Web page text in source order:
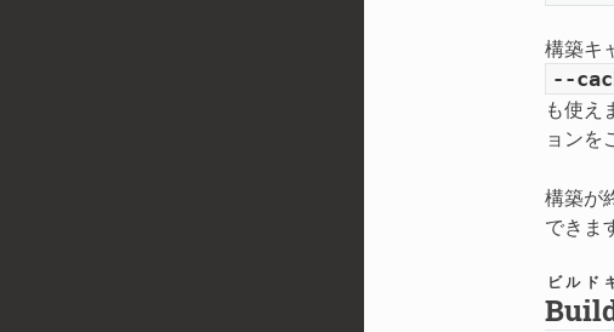
構築キ
--
も使え
ョンを
構築が
できま
ビルド